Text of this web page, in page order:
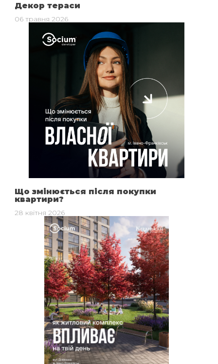
Декор тераси
06 травня 2026
Що змінюється після покупки
квартири?
28 квітня 2026